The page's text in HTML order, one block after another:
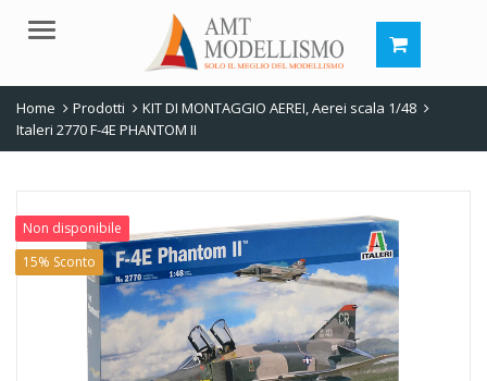
Menu
Home Prodotti KIT DI MONTAGGIO AEREI,Aerei scala 1/48
Italeri 2770 F-4E PHANTOM II
Non disponibile
15% Sconto